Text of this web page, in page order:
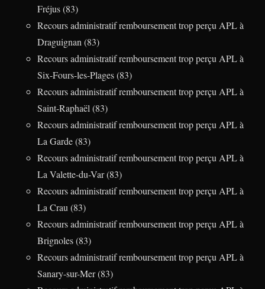
Fréjus (83)
Recours administratif remboursement trop perçu APL à
Draguignan (83)
Recours administratif remboursement trop perçu APL à
Six-Fours-les-Plages (83)
Recours administratif remboursement trop perçu APL à
Saint-Raphaël (83)
Recours administratif remboursement trop perçu APL à
La Garde (83)
Recours administratif remboursement trop perçu APL à
La Valette-du-Var (83)
Recours administratif remboursement trop perçu APL à
La Crau (83)
Recours administratif remboursement trop perçu APL à
Brignoles (83)
Recours administratif remboursement trop perçu APL à
Sanary-sur-Mer (83)